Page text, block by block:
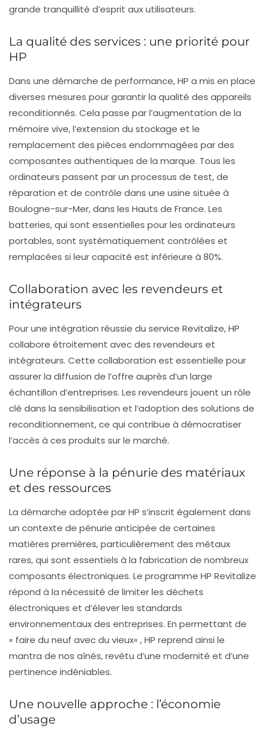
grande tranquillité d’esprit aux utilisateurs.
La qualité des services : une priorité pour
HP
Dans une démarche de performance, HP a mis en place
diverses mesures pour garantir la qualité des appareils
reconditionnés. Cela passe par l’augmentation de la
mémoire vive, l’extension du stockage et le
remplacement des pièces endommagées par des
composantes authentiques de la marque. Tous les
ordinateurs passent par un processus de test, de
réparation et de contrôle dans une usine située à
Boulogne-sur-Mer, dans les Hauts de France. Les
batteries, qui sont essentielles pour les ordinateurs
portables, sont systématiquement contrôlées et
remplacées si leur capacité est inférieure à 80%.
Collaboration avec les revendeurs et
intégrateurs
Pour une intégration réussie du service Revitalize, HP
collabore étroitement avec des revendeurs et
intégrateurs. Cette collaboration est essentielle pour
assurer la diffusion de l’offre auprès d’un large
échantillon d’entreprises. Les revendeurs jouent un rôle
clé dans la sensibilisation et l’adoption des solutions de
reconditionnement, ce qui contribue à démocratiser
l’accès à ces produits sur le marché.
Une réponse à la pénurie des matériaux
et des ressources
La démarche adoptée par HP s’inscrit également dans
un contexte de pénurie anticipée de certaines
matières premières, particulièrement des métaux
rares, qui sont essentiels à la fabrication de nombreux
composants électroniques. Le programme HP Revitalize
répond à la nécessité de limiter les déchets
électroniques et d’élever les standards
environnementaux des entreprises. En permettant de
« faire du neuf avec du vieux« , HP reprend ainsi le
mantra de nos aînés, revêtu d’une modernité et d’une
pertinence indéniables.
Une nouvelle approche : l’économie
d’usage